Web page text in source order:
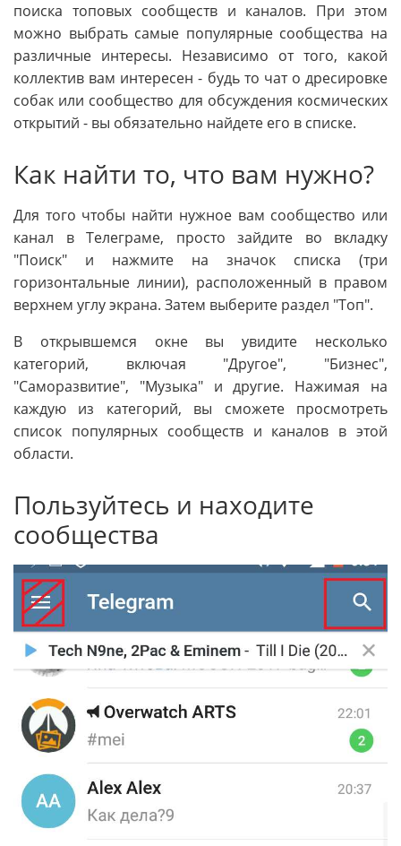
поиска топовых сообществ и каналов. При этом
можно выбрать самые популярные сообщества на
различные интересы. Независимо от того, какой
коллектив вам интересен - будь то чат о дресировке
собак или сообщество для обсуждения космических
открытий - вы обязательно найдете его в списке.
Как найти то, что вам нужно?
Для того чтобы найти нужное вам сообщество или
канал в Телеграме, просто зайдите во вкладку
"Поиск" и нажмите на значок списка (три
горизонтальные линии), расположенный в правом
верхнем углу экрана. Затем выберите раздел "Топ".
В открывшемся окне вы увидите несколько
категорий, включая "Другое", "Бизнес",
"Саморазвитие", "Музыка" и другие. Нажимая на
каждую из категорий, вы сможете просмотреть
список популярных сообществ и каналов в этой
области.
Пользуйтесь и находите
сообщества